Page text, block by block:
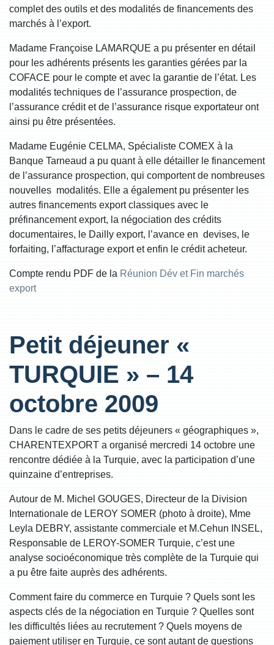
complet des outils et des modalités de financements des
marchés à l’export.
Madame Françoise LAMARQUE a pu présenter en détail
pour les adhérents présents les garanties gérées par la
COFACE pour le compte et avec la garantie de l’état. Les
modalités techniques de l’assurance prospection, de
l’assurance crédit et de l’assurance risque exportateur ont
ainsi pu être présentées.
Madame Eugénie CELMA, Spécialiste COMEX à la
Banque Tarneaud a pu quant à elle détailler le financement
de l’assurance prospection, qui comportent de nombreuses
nouvelles modalités. Elle a également pu présenter les
autres financements export classiques avec le
préfinancement export, la négociation des crédits
documentaires, le Dailly export, l’avance en devises, le
forfaiting, l’affacturage export et enfin le crédit acheteur.
Compte rendu PDF de la Réunion Dév et Fin marchés
export
Petit déjeuner «
TURQUIE » – 14
octobre 2009
Dans le cadre de ses petits déjeuners « géographiques »,
CHARENTEXPORT a organisé mercredi 14 octobre une
rencontre dédiée à la Turquie, avec la participation d’une
quinzaine d’entreprises.
Autour de M. Michel GOUGES, Directeur de la Division
Internationale de LEROY SOMER (photo à droite), Mme
Leyla DEBRY, assistante commerciale et M.Cehun INSEL,
Responsable de LEROY-SOMER Turquie, c’est une
analyse socioéconomique très complète de la Turquie qui
a pu être faite auprès des adhérents.
Comment faire du commerce en Turquie ? Quels sont les
aspects clés de la négociation en Turquie ? Quelles sont
les difficultés liées au recrutement ? Quels moyens de
paiement utiliser en Turquie, ce sont autant de questions